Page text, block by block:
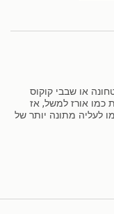
או שבבי קוקוס
אורז למשל, אז
לעליה מתונה יותר של